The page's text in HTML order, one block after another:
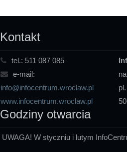
Kontakt
tel.: 511 087 085
e-mail:
info@infocentrum.wroclaw.pl
www.infocentrum.wroclaw.pl
Godziny otwarcia
UWAGA! W styczniu i lutym